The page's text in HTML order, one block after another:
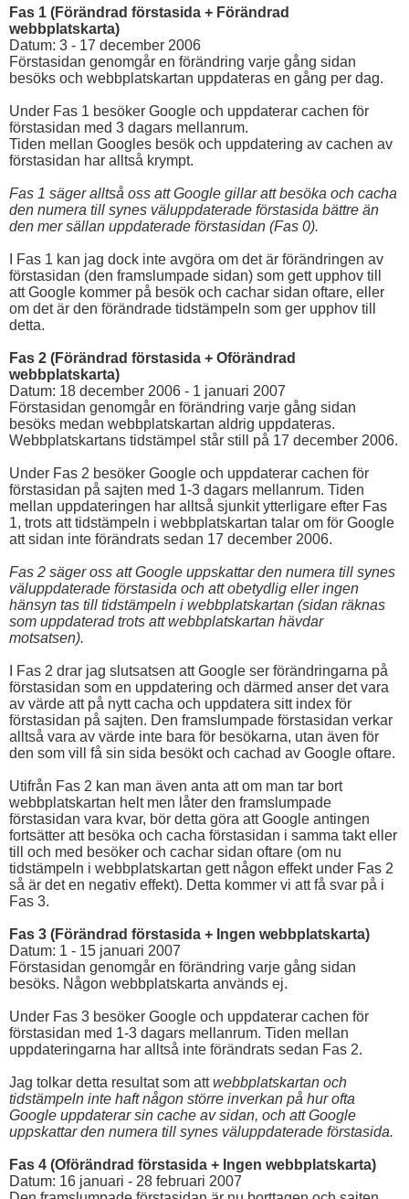
Fas 1 (Förändrad förstasida + Förändrad
webbplatskarta)
Datum: 3 - 17 december 2006
Förstasidan genomgår en förändring varje gång sidan
besöks och webbplatskartan uppdateras en gång per dag.
Under Fas 1 besöker Google och uppdaterar cachen för
förstasidan med 3 dagars mellanrum.
Tiden mellan Googles besök och uppdatering av cachen av
förstasidan har alltså krympt.
Fas 1 säger alltså oss att Google gillar att besöka och cacha
den numera till synes väluppdaterade förstasida bättre än
den mer sällan uppdaterade förstasidan (Fas 0).
I Fas 1 kan jag dock inte avgöra om det är förändringen av
förstasidan (den framslumpade sidan) som gett upphov till
att Google kommer på besök och cachar sidan oftare, eller
om det är den förändrade tidstämpeln som ger upphov till
detta.
Fas 2 (Förändrad förstasida + Oförändrad
webbplatskarta)
Datum: 18 december 2006 - 1 januari 2007
Förstasidan genomgår en förändring varje gång sidan
besöks medan webbplatskartan aldrig uppdateras.
Webbplatskartans tidstämpel står still på 17 december 2006.
Under Fas 2 besöker Google och uppdaterar cachen för
förstasidan på sajten med 1-3 dagars mellanrum. Tiden
mellan uppdateringen har alltså sjunkit ytterligare efter Fas
1, trots att tidstämpeln i webbplatskartan talar om för Google
att sidan inte förändrats sedan 17 december 2006.
Fas 2 säger oss att Google uppskattar den numera till synes
väluppdaterade förstasida och att obetydlig eller ingen
hänsyn tas till tidstämpeln i webbplatskartan (sidan räknas
som uppdaterad trots att webbplatskartan hävdar
motsatsen).
I Fas 2 drar jag slutsatsen att Google ser förändringarna på
förstasidan som en uppdatering och därmed anser det vara
av värde att på nytt cacha och uppdatera sitt index för
förstasidan på sajten. Den framslumpade förstasidan verkar
alltså vara av värde inte bara för besökarna, utan även för
den som vill få sin sida besökt och cachad av Google oftare.
Utifrån Fas 2 kan man även anta att om man tar bort
webbplatskartan helt men låter den framslumpade
förstasidan vara kvar, bör detta göra att Google antingen
fortsätter att besöka och cacha förstasidan i samma takt eller
till och med besöker och cachar sidan oftare (om nu
tidstämpeln i webbplatskartan gett någon effekt under Fas 2
så är det en negativ effekt). Detta kommer vi att få svar på i
Fas 3.
Fas 3 (Förändrad förstasida + Ingen webbplatskarta)
Datum: 1 - 15 januari 2007
Förstasidan genomgår en förändring varje gång sidan
besöks. Någon webbplatskarta används ej.
Under Fas 3 besöker Google och uppdaterar cachen för
förstasidan med 1-3 dagars mellanrum. Tiden mellan
uppdateringarna har alltså inte förändrats sedan Fas 2.
Jag tolkar detta resultat som attwebbplatskartan och
tidstämpeln inte haft någon större inverkan på hur ofta
Google uppdaterar sin cache av sidan, och att Google
uppskattar den numera till synes väluppdaterade förstasida.
Fas 4 (Oförändrad förstasida + Ingen webbplatskarta)
Datum: 16 januari - 28 februari 2007